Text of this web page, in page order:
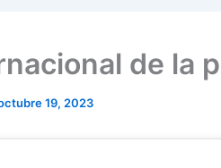
de la
19, 2023